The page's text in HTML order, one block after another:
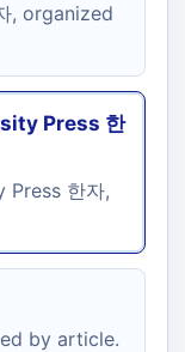
, organized
Press 한
Press 한자,
by article.